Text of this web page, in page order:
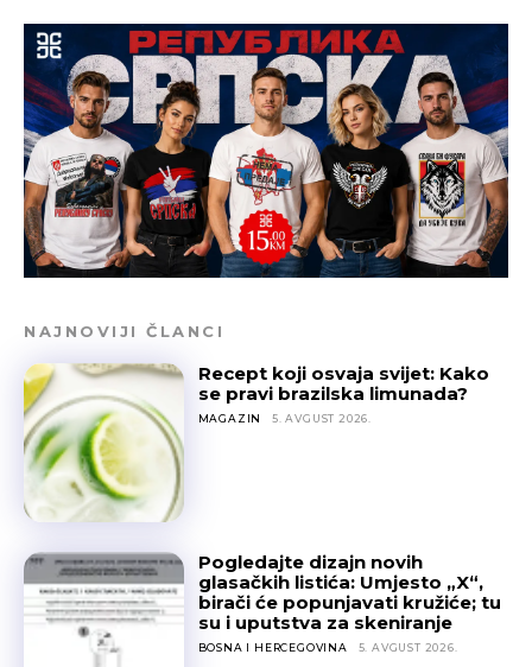
NAJNOVIJI ČLANCI
Recept koji osvaja svijet: Kako
se pravi brazilska limunada?
MAGAZIN 5. AVGUST 2026.
Pogledajte dizajn novih
glasačkih listića: Umjesto „X“,
birači će popunjavati kružiće; tu
su i uputstva za skeniranje
BOSNA I HERCEGOVINA 5. AVGUST 2026.